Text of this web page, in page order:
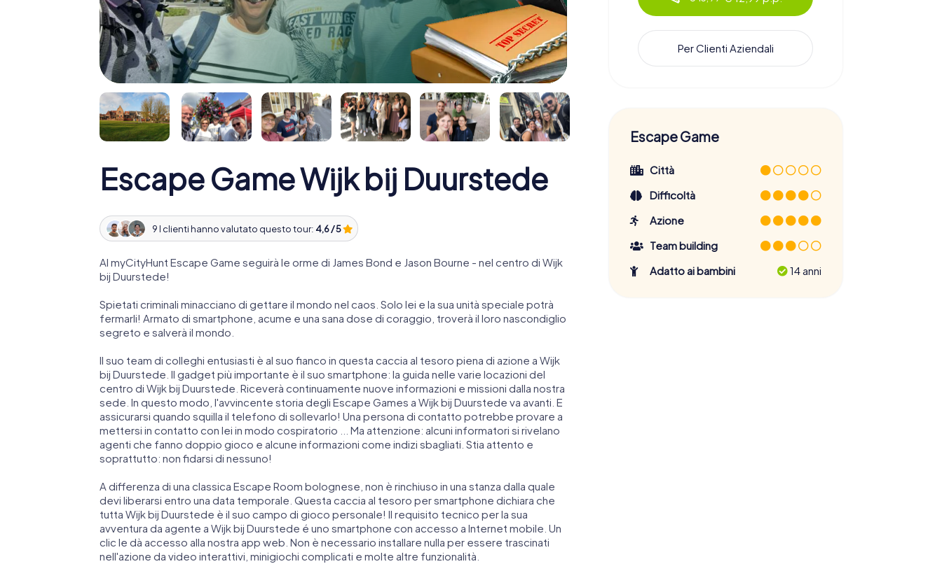
Escape Game Wijk bij Duurstede
9 I clienti hanno valutato questo tour: 4,6 / 5
Al myCityHunt Escape Game seguirà le orme di James Bond e Jason Bourne - nel centro di Wijk
bij Duurstede!
Spietati criminali minacciano di gettare il mondo nel caos. Solo lei e la sua unità speciale potrà
fermarli! Armato di smartphone, acume e una sana dose di coraggio, troverà il loro nascondiglio
segreto e salverà il mondo.
Il suo team di colleghi entusiasti è al suo fianco in questa caccia al tesoro piena di azione a Wijk
bij Duurstede. Il gadget più importante è il suo smartphone: la guida nelle varie locazioni del
centro di Wijk bij Duurstede. Riceverà continuamente nuove informazioni e missioni dalla nostra
sede. In questo modo, l'avvincente storia degli Escape Games a Wijk bij Duurstede va avanti. E
assicurarsi quando squilla il telefono di sollevarlo! Una persona di contatto potrebbe provare a
mettersi in contatto con lei in modo cospiratorio ... Ma attenzione: alcuni informatori si rivelano
agenti che fanno doppio gioco e alcune informazioni come indizi sbagliati. Stia attento e
soprattutto: non fidarsi di nessuno!
A differenza di una classica Escape Room bolognese, non è rinchiuso in una stanza dalla quale
devi liberarsi entro una data temporale. Questa caccia al tesoro per smartphone dichiara che
tutta Wijk bij Duurstede è il suo campo di gioco personale! Il requisito tecnico per la sua
avventura da agente a Wijk bij Duurstede é uno smartphone con accesso a Internet mobile. Un
clic le dà accesso alla nostra app web. Non è necessario installare nulla per essere trascinati
nell'azione da video interattivi, minigiochi complicati e molte altre funzionalità.
Per Clienti Aziendali
Escape Game
Città
Difficoltà
Azione
Team building
Adatto ai bambini
14 anni